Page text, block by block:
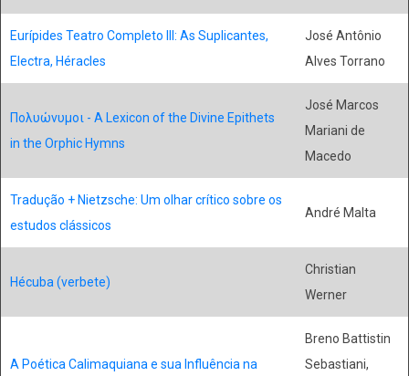
Eurípides Teatro Completo III: As Suplicantes,
Electra, Héracles
José Antônio
Alves Torrano
Πολυώνυμοι - A Lexicon of the Divine Epithets
in the Orphic Hymns
José Marcos
Mariani de
Macedo
Tradução + Nietzsche: Um olhar crítico sobre os
estudos clássicos
André Malta
Hécuba (verbete)
Christian
Werner
A Poética Calimaquiana e sua Influência na
Breno Battistin
Sebastiani,